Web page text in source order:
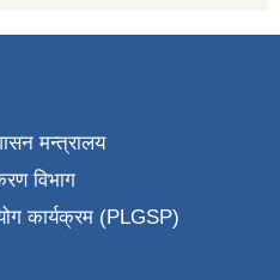
मन्त्रालय
विभाग
कार्यक्रम (PLGSP)